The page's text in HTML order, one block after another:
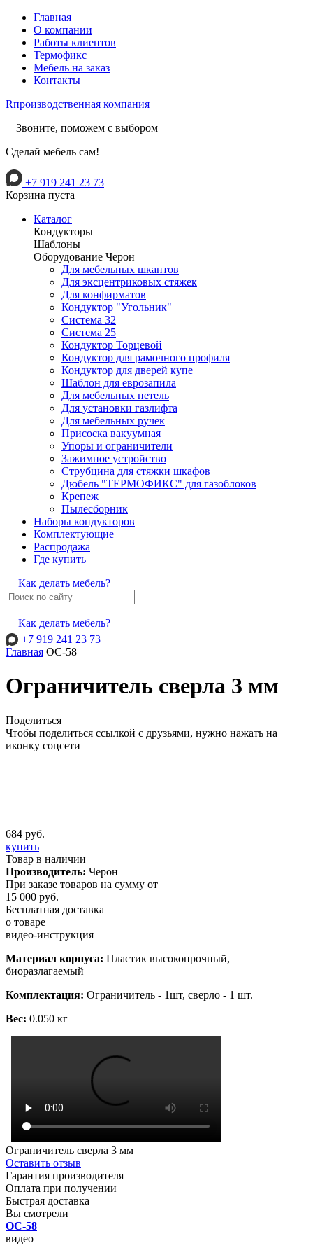
Главная
О компании
Работы клиентов
Термофикс
Мебель на заказ
Контакты
Rпроизводственная компания
Звоните, поможем с выбором
Сделай мебель сам!
+7 919 241 23 73
Корзина пуста
Каталог
Кондукторы
Шаблоны
Оборудование Черон
Для мебельных шкантов
Для эксцентриковых стяжек
Для конфирматов
Кондуктор "Угольник"
Система 32
Система 25
Кондуктор Торцевой
Кондуктор для рамочного профиля
Кондуктор для дверей купе
Шаблон для еврозапила
Для мебельных петель
Для установки газлифта
Для мебельных ручек
Присоска вакуумная
Упоры и ограничители
Зажимное устройство
Струбцина для стяжки шкафов
Дюбель "ТЕРМОФИКС" для газоблоков
Крепеж
Пылесборник
Наборы кондукторов
Комплектующие
Распродажа
Где купить
Как делать мебель?
Как делать мебель?
+7 919 241 23 73
Главная ОС-58
Ограничитель сверла 3 мм
Поделиться
Чтобы поделиться ссылкой с друзьями, нужно нажать на
иконку соцсети
684 руб.
купить
Товар в наличии
Производитель: Черон
При заказе товаров на сумму от
15 000 руб.
Бесплатная доставка
о товаре
видео-инструкция
Материал корпуса: Пластик высокопрочный,
биоразлагаемый
Комплектация: Ограничитель - 1шт, сверло - 1 шт.
Вес: 0.050 кг
Ограничитель сверла 3 мм
Оставить отзыв
Гарантия производителя
Оплата при получении
Быстрая доставка
Вы смотрели
ОС-58
видео